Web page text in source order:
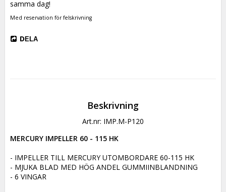
samma dag!
Med reservation för felskrivning
DELA
Beskrivning
Art.nr: IMP.M-P120
MERCURY IMPELLER 60 - 115 HK
- IMPELLER TILL MERCURY UTOMBORDARE 60-115 HK
- MJUKA BLAD MED HÖG ANDEL GUMMIINBLANDNING
- 6 VINGAR